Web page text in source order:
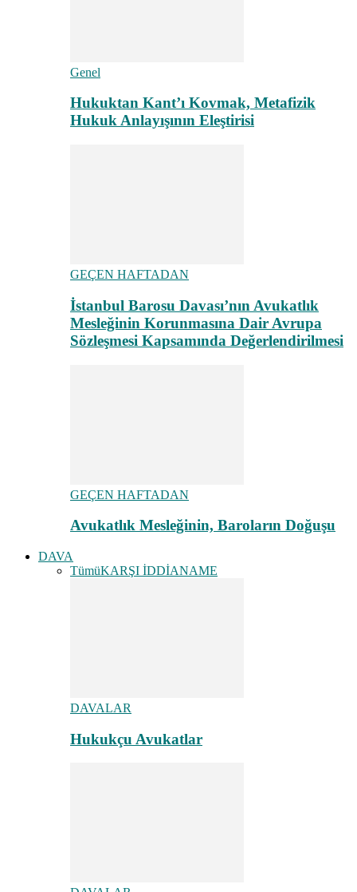
Genel
Hukuktan Kant’ı Kovmak, Metafizik
Hukuk Anlayışının Eleştirisi
GEÇEN HAFTADAN
İstanbul Barosu Davası’nın Avukatlık
Mesleğinin Korunmasına Dair Avrupa
Sözleşmesi Kapsamında Değerlendirilmesi
GEÇEN HAFTADAN
Avukatlık Mesleğinin, Baroların Doğuşu
DAVA
TümüKARŞI İDDİANAME
DAVALAR
Hukukçu Avukatlar